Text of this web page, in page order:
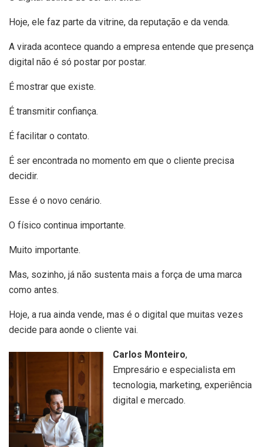
Hoje, ele faz parte da vitrine, da reputação e da venda.
A virada acontece quando a empresa entende que presença
digital não é só postar por postar.
É mostrar que existe.
É transmitir confiança.
É facilitar o contato.
É ser encontrada no momento em que o cliente precisa
decidir.
Esse é o novo cenário.
O físico continua importante.
Muito importante.
Mas, sozinho, já não sustenta mais a força de uma marca
como antes.
Hoje, a rua ainda vende, mas é o digital que muitas vezes
decide para aonde o cliente vai.
Carlos Monteiro,
Empresário e especialista em
tecnologia, marketing, experiência
digital e mercado.